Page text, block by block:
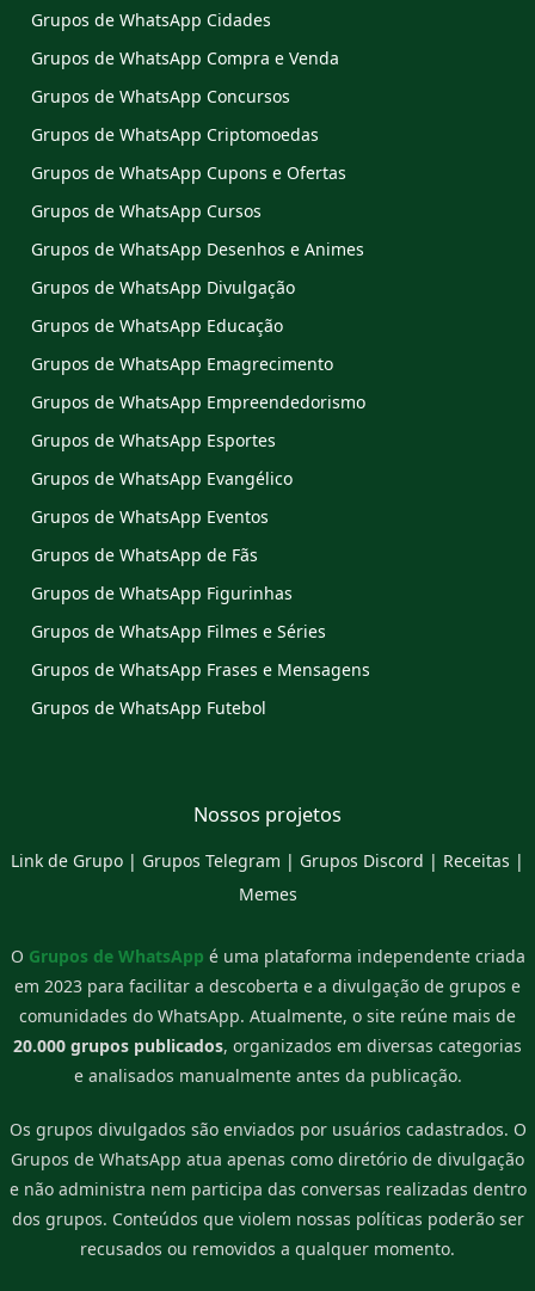
Grupos de WhatsApp Cidades
Grupos de WhatsApp Compra e Venda
Grupos de WhatsApp Concursos
Grupos de WhatsApp Criptomoedas
Grupos de WhatsApp Cupons e Ofertas
Grupos de WhatsApp Cursos
Grupos de WhatsApp Desenhos e Animes
Grupos de WhatsApp Divulgação
Grupos de WhatsApp Educação
Grupos de WhatsApp Emagrecimento
Grupos de WhatsApp Empreendedorismo
Grupos de WhatsApp Esportes
Grupos de WhatsApp Evangélico
Grupos de WhatsApp Eventos
Grupos de WhatsApp de Fãs
Grupos de WhatsApp Figurinhas
Grupos de WhatsApp Filmes e Séries
Grupos de WhatsApp Frases e Mensagens
Grupos de WhatsApp Futebol
Nossos projetos
Link de Grupo | Grupos Telegram | Grupos Discord | Receitas |
Memes
O Grupos de WhatsApp é uma plataforma independente criada
em 2023 para facilitar a descoberta e a divulgação de grupos e
comunidades do WhatsApp. Atualmente, o site reúne mais de
20.000 grupos publicados, organizados em diversas categorias
e analisados manualmente antes da publicação.
Os grupos divulgados são enviados por usuários cadastrados. O
Grupos de WhatsApp atua apenas como diretório de divulgação
e não administra nem participa das conversas realizadas dentro
dos grupos. Conteúdos que violem nossas políticas poderão ser
recusados ou removidos a qualquer momento.